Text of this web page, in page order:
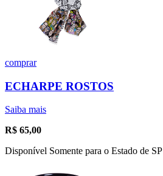
comprar
ECHARPE ROSTOS
Saiba mais
R$ 65,00
Disponível Somente para o Estado de SP